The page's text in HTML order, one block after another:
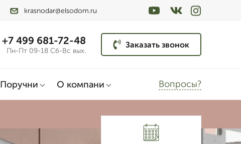
krasnodar@elsodom.ru
+7 499 681-72-48
Пн-Пт 09-18 Сб-Вс вых.
Заказать звонок
Поручни О компани Вопросы?